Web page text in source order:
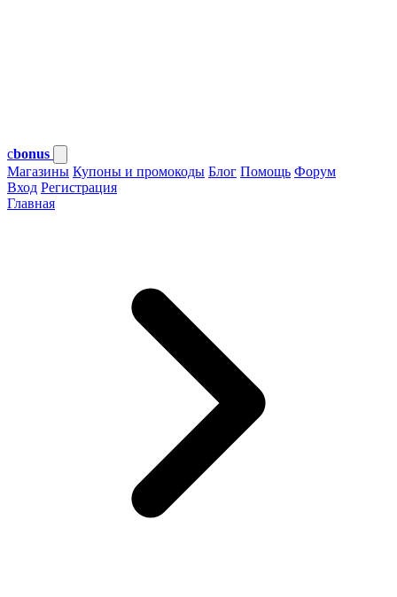
cbonus
Магазины Купоны и промокоды Блог Помощь Форум
Вход Регистрация
Главная